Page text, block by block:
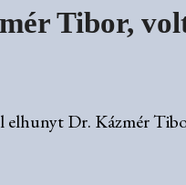
Tibor,
elhunyt Dr. Kázmér